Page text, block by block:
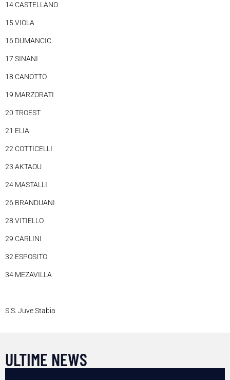
14 CASTELLANO
15 VIOLA
16 DUMANCIC
17 SINANI
18 CANOTTO
19 MARZORATI
20 TROEST
21 ELIA
22 COTTICELLI
23 AKTAOU
24 MASTALLI
26 BRANDUANI
28 VITIELLO
29 CARLINI
32 ESPOSITO
34 MEZAVILLA
S.S. Juve Stabia
ULTIME NEWS